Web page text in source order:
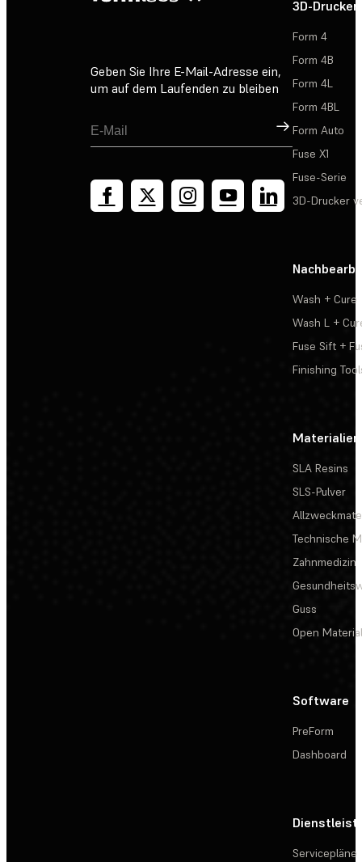
Geben Sie Ihre E-Mail-Adresse ein,
um auf dem Laufenden zu bleiben
Registrieren
3D-Drucker
Form 4
Form 4B
Form 4L
Form 4BL
Form Auto
Fuse X1
Fuse-Serie
3D-Drucker
Wash + Cure
Wash L +
Fuse Sift +
Finishing
Materialien
SLA Resins
SLS-Pulver
Technische
Zahnmedizin
Guss
Open
Software
PreForm
Dashboard
Servicepläne